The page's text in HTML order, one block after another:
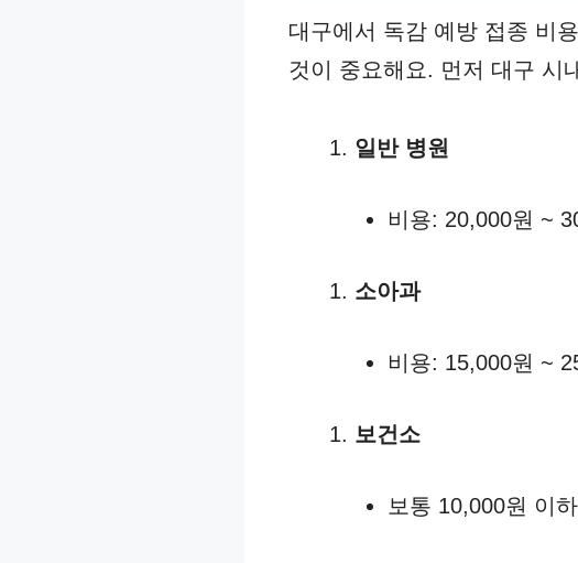
대구에서 독감 예방 접종 비
것이 중요해요. 먼저 대구 시
일반 병원
비용: 20,000원 ~
소아과
비용: 15,000원 ~
보건소
보통 10,000원 이